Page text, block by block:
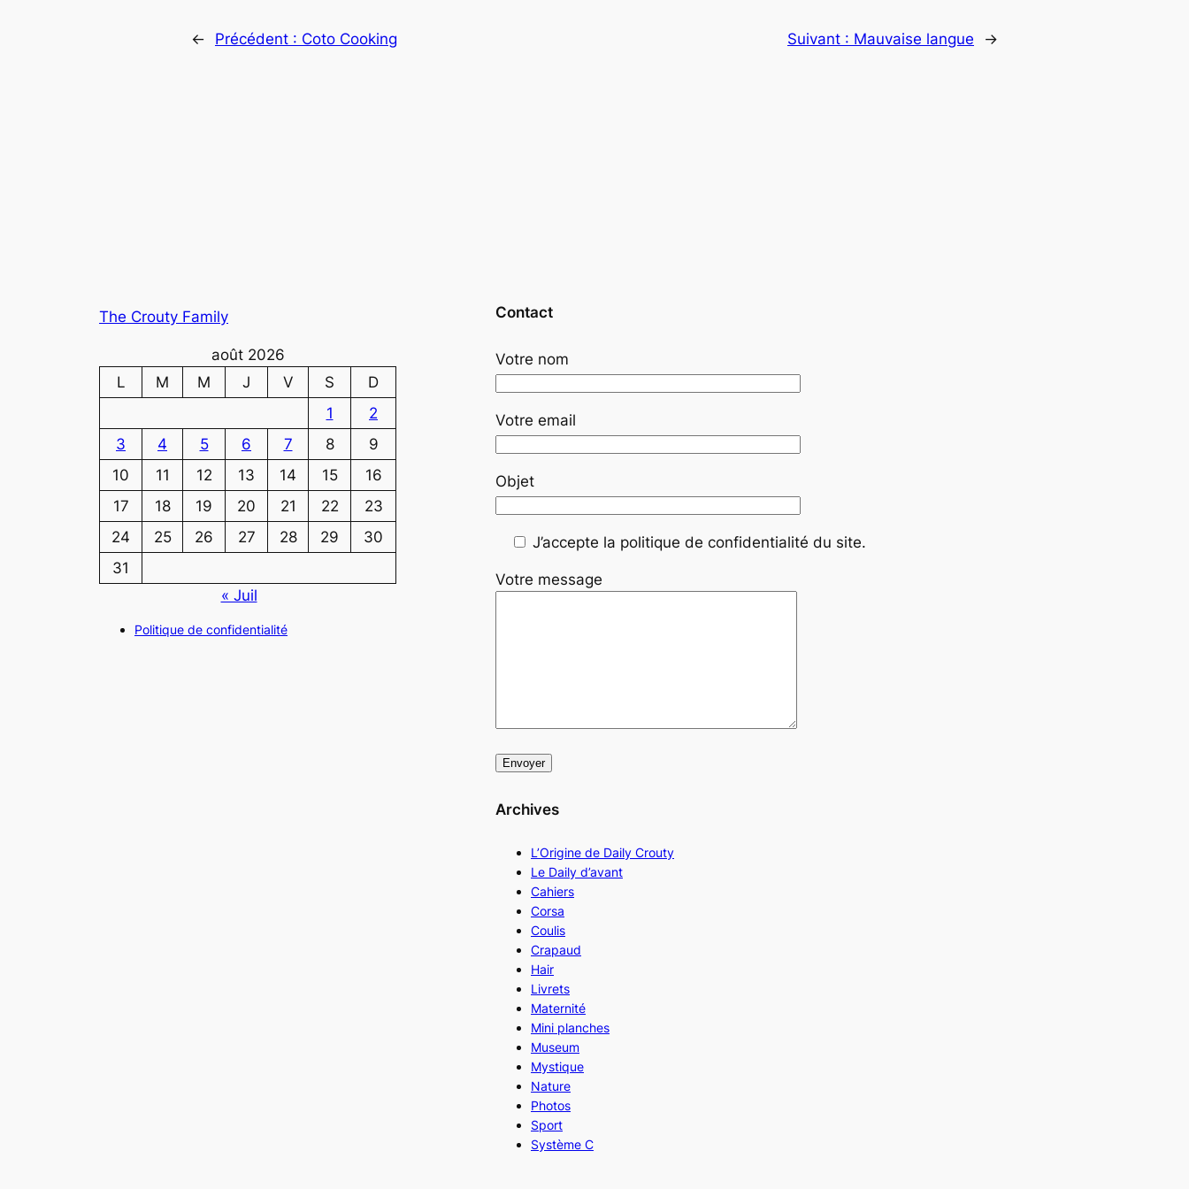
← Précédent : Coto Cooking Suivant : Mauvaise langue →
The Crouty Family
août 2026
L
M M J V S
D
1
2
3
4 5 6 7 8
9
10
11 12 13 14 15
16
17
18 19 20 21 22
23
24
25 26 27 28 29
30
31
« Juil
Politique de confidentialité
Contact
Votre nom
Votre email
Objet
J’accepte la politique de confidentialité du site.
Votre message
Archives
L’Origine de Daily Crouty
Le Daily d’avant
Cahiers
Corsa
Coulis
Crapaud
Hair
Livrets
Maternité
Mini planches
Museum
Mystique
Nature
Photos
Sport
Système C